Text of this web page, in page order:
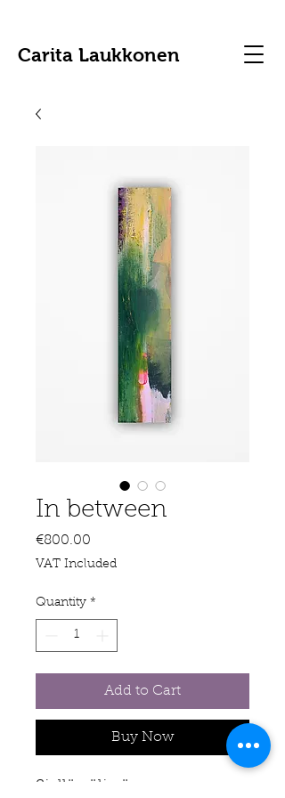
Carita Laukkonen
In between
€800.00
VAT Included
Quantity *
Add to Cart
Buy Now
Siellä välissä.